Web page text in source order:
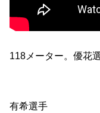
118メーター。優花
有希選手